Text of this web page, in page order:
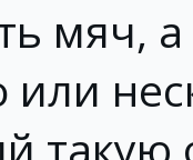
мяч,
или